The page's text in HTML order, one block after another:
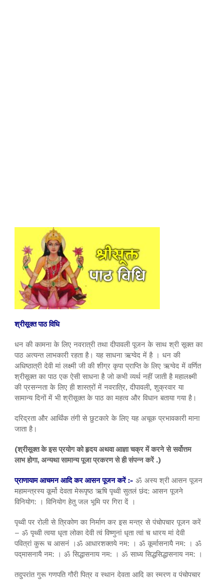
श्रीसूक्त पाठ विधि
धन की कामना के लिए नवरात्री तथा दीपावली पूजन के साथ श्री सूक्त का
पाठ अत्यन्त लाभकारी रहता है। यह साधना ऋग्वेद में है । धन की
अधिष्ठात्री देवी मां लक्ष्मी जी की शीग्र कृपा प्राप्ति के लिए ऋग्वेद में वर्णित
श्रीसूक्त का पाठ एक ऐसी साधना है जो कभी व्यर्थ नहीं जाती है महालक्ष्मी
की प्रसन्नता के लिए ही शास्त्रों में नवरात्रि, दीपावली, शुक्रवार या
सामान्य दिनों में भी श्रीसूक्त के पाठ का महत्व और विधान बताया गया है।
दरिद्रता और आर्थिंक तंगी से छुटकारे के लिए यह अचूक प्रभावकारी माना
जाता है।
(श्रीसूक्त के इस प्रयोग को हृदय अथवा आज्ञा चक्र में करने से सर्वोत्तम
लाभ होगा, अन्यथा सामान्य पूजा प्रकरण से ही संपन्न करें .)
प्राणायाम आचमन आदि कर आसन पूजन करें :- ॐ अस्य श्री आसन पूजन
महामन्त्रस्य कूर्मो देवता मेरूपृष्ठ ऋषि पृथ्वी सुतलं छंद: आसन पूजने
विनियोग: । विनियोग हेतु जल भूमि पर गिरा दें ।
पृथ्वी पर रोली से त्रिकोण का निर्माण कर इस मन्त्र से पंचोपचार पूजन करें
– ॐ पृथ्वी त्वया धृता लोका देवी त्वं विष्णुनां धृता त्वां च धारय मां देवी
पवित्रां कुरू च आसनं ।ॐ आधारशक्तये नम: । ॐ कूर्मासनायै नम: । ॐ
पद्‌मासनायै नम: । ॐ सिद्धासनाय नम: । ॐ साध्य सिद्धसिद्धासनाय नम: ।
तदुपरांत गुरू गणपति गौरी पित्र व स्थान देवता आदि का स्मरण व पंचोपचार